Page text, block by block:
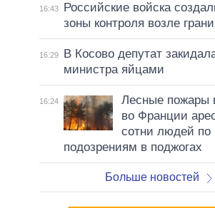
16:43
Российские войска
зоны контроля возле
16:29
В Косово депутат
министра яйцами
16:24
Лесные пожары
во Франции
сотни людей по
подозрениям в поджогах
Больше новостей